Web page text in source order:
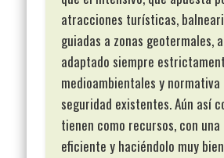
atracciones turísticas,
guiadas a zonas geotermales,
adaptado siempre
medioambientales y normativa
seguridad existentes. Aún así
tienen como recursos, con
eficiente y haciéndolo muy